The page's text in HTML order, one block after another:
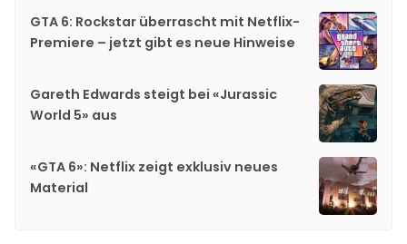
GTA 6: Rockstar überrascht mit Netflix-
Premiere – jetzt gibt es neue Hinweise
Gareth Edwards steigt bei «Jurassic
World 5» aus
«GTA 6»: Netflix zeigt exklusiv neues
Material